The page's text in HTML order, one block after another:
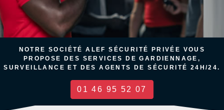
NOTRE SOCIÉTÉ ALEF SÉCURITÉ PRIVÉE VOUS
PROPOSE DES SERVICES DE GARDIENNAGE,
SURVEILLANCE ET DES AGENTS DE SÉCURITÉ 24H/24.
01 46 95 52 07